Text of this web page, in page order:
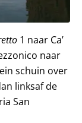
1 naar Ca’
naar
schuin over
linksaf de
San